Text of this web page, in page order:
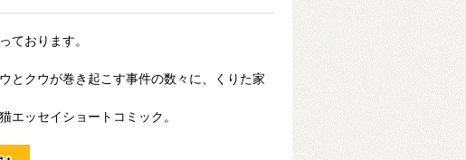
ております。
とクウが巻き起こす事件の数々に、くりた家
エッセイショートコミック。